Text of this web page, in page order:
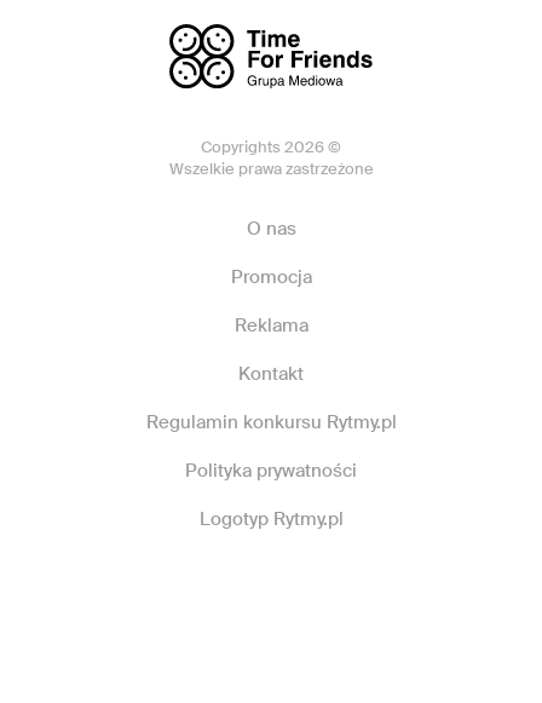
Copyrights 2026 ©
Wszelkie prawa zastrzeżone
O nas
Promocja
Reklama
Kontakt
Regulamin konkursu Rytmy.pl
Polityka prywatności
Logotyp Rytmy.pl